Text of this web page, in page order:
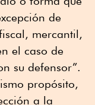
de
mercantil,
el caso de
su defensor”.
propósito,
a la